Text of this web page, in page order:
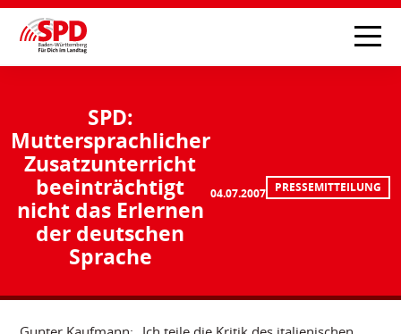
SPD:
Muttersprachlicher
Zusatzunterricht
beeinträchtigt
nicht das Erlernen
der deutschen
Sprache
04.07.2007 PRESSEMITTEILUNG